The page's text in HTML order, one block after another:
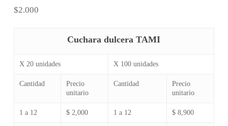
$2.000
Cuchara dulcera TAMI
X 20 unidades X 100 unidades
Cantidad
Precio
unitario
Cantidad
Precio
unitario
1 a 12 $ 2,000 1 a 12 $ 8,900